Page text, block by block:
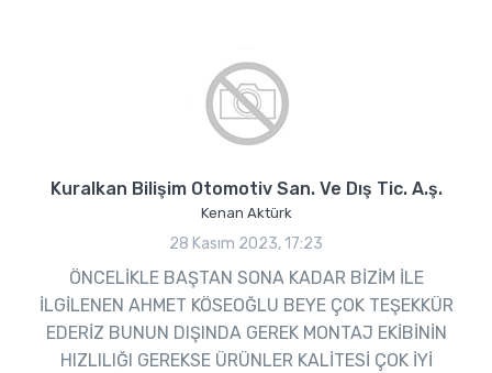
Kuralkan Bilişim Otomotiv San. Ve Dış Tic. A.ş.
Kenan Aktürk
28 Kasım 2023, 17:23
ÖNCELİKLE BAŞTAN SONA KADAR BİZİM İLE
İLGİLENEN AHMET KÖSEOĞLU BEYE ÇOK TEŞEKKÜR
EDERİZ BUNUN DIŞINDA GEREK MONTAJ EKİBİNİN
HIZLILIĞI GEREKSE ÜRÜNLER KALİTESİ ÇOK İYİ